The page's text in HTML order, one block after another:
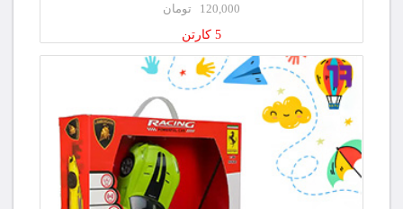
120,000 تومان
5 کارتن